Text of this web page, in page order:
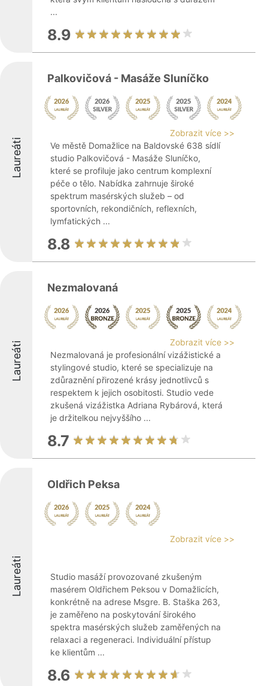
...
8.9
Laureáti
Palkovičová - Masáže Sluníčko
Zobrazit více >>
Ve městě Domažlice na Baldovské 638 sídlí
studio Palkovičová - Masáže Sluníčko,
které se profiluje jako centrum komplexní
péče o tělo. Nabídka zahrnuje široké
spektrum masérských služeb – od
sportovních, rekondičních, reflexních,
lymfatických ...
8.8
Laureáti
Nezmalovaná
Zobrazit více >>
Nezmalovaná je profesionální vizážistické a
stylingové studio, které se specializuje na
zdůraznění přirozené krásy jednotlivců s
respektem k jejich osobitosti. Studio vede
zkušená vizážistka Adriana Rybárová, která
je držitelkou nejvyššího ...
8.7
Laureáti
Oldřich Peksa
Zobrazit více >>
Studio masáží provozované zkušeným
masérem Oldřichem Peksou v Domažlicích,
konkrétně na adrese Msgre. B. Staška 263,
je zaměřeno na poskytování širokého
spektra masérských služeb zaměřených na
relaxaci a regeneraci. Individuální přístup
ke klientům ...
8.6